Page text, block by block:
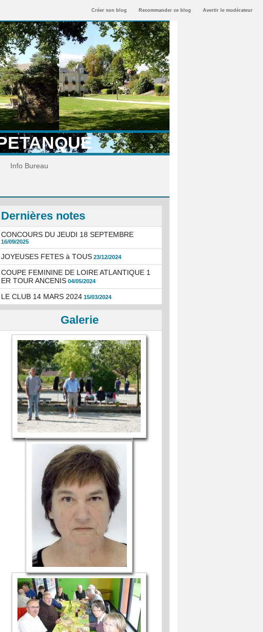
Créer son blog Recommander ce blog Avertir le modérateur
Info Bureau
Dernières notes
CONCOURS DU JEUDI 18 SEPTEMBRE
16/09/2025
JOYEUSES FETES à TOUS 23/12/2024
COUPE FEMININE DE LOIRE ATLANTIQUE 1
ER TOUR ANCENIS 04/05/2024
LE CLUB 14 MARS 2024 15/03/2024
Galerie